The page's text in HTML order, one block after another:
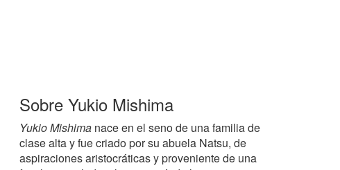
Sobre Yukio Mishima
Yukio Mishima nace en el seno de una familia de
clase alta y fue criado por su abuela Natsu, de
aspiraciones aristocráticas y proveniente de una